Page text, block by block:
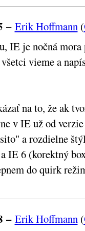
– Erik Hoffmann(
IE je nočná
vieme a
na to, že ak
v IE už od
a rozdielne
IE 6 (korektný
do quirk
– Erik Hoffmann(